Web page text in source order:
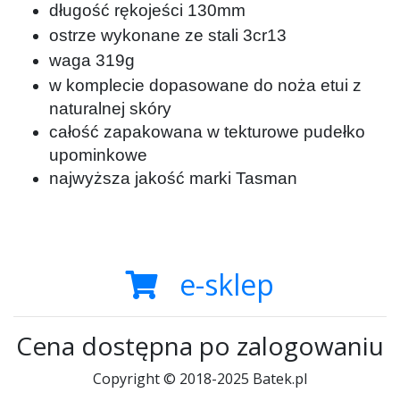
długość rękojeści 130mm
ostrze wykonane ze stali 3cr13
waga 319g
w komplecie dopasowane do noża etui z
naturalnej skóry
całość zapakowana w tekturowe pudełko
upominkowe
najwyższa jakość marki Tasman
e-sklep
Cena dostępna po zalogowaniu
Copyright © 2018-2025 Batek.pl